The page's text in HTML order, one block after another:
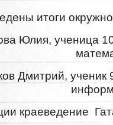
итоги
Юлия, ученица
Дмитрий, ученик
краеведение